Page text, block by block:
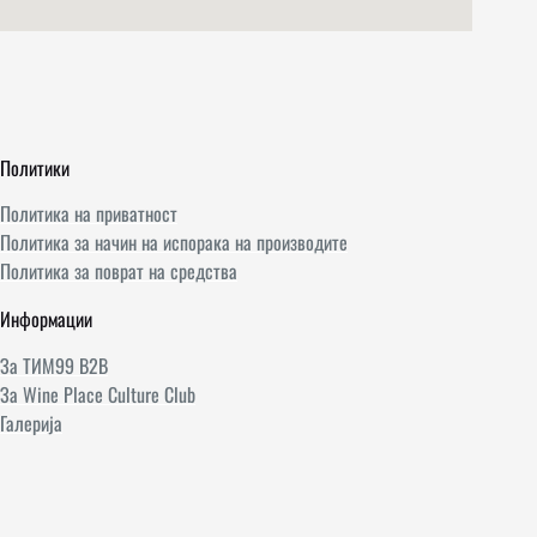
Политики
Политика на приватност
Политика за начин на испорака на производите
Политика за поврат на средства
Информации
За ТИМ99 B2B
За Wine Place Culture Club
Галерија